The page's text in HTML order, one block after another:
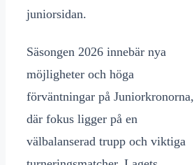
juniorsidan.
Säsongen 2026 innebär nya
möjligheter och höga
förväntningar på Juniorkronorna,
där fokus ligger på en
välbalanserad trupp och viktiga